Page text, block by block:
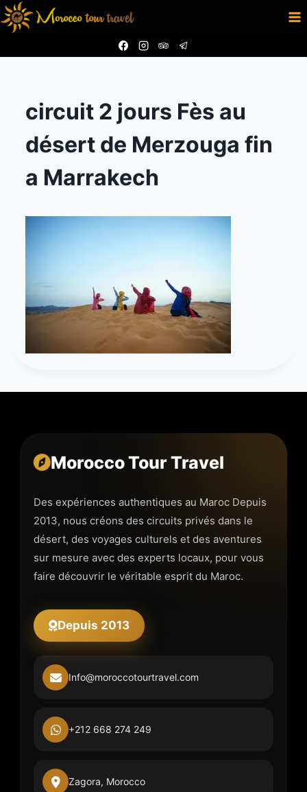
Aller
au
circuit 2 jours Fès au
désert de Merzouga fin
a Marrakech
Morocco Tour Travel
Des expériences authentiques au Maroc Depuis
2013, nous créons des circuits privés dans le
désert, des voyages culturels et des aventures
sur mesure avec des experts locaux, pour vous
faire découvrir le véritable esprit du Maroc.
Depuis 2013
Info@moroccotourtravel.com
+212 668 274 249
Zagora, Morocco